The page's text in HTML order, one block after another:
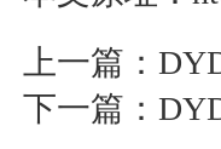
上一篇：
下一篇：